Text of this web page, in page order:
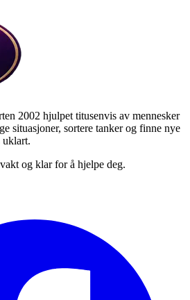
2002 hjulpet titusenvis av mennesker
situasjoner, sortere tanker og finne nye
uklart.
og klar for å hjelpe deg.